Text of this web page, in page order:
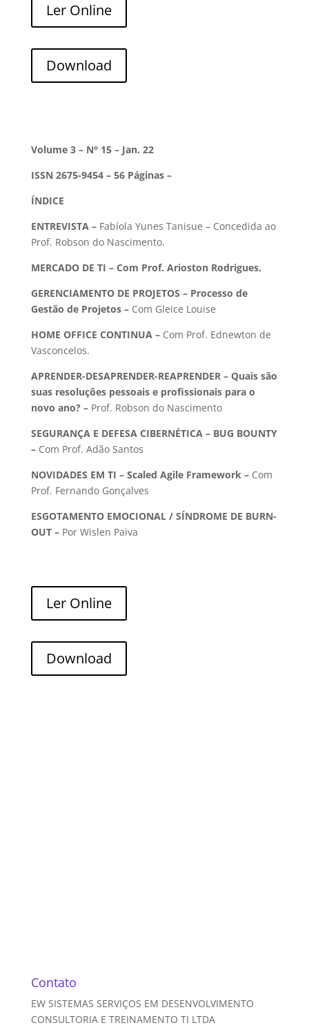
Ler Online
Download
Volume 3 – N° 15 – Jan. 22
ISSN 2675-9454 – 56 Páginas –
ÍNDICE
ENTREVISTA – Fabíola Yunes Tanisue – Concedida ao
Prof. Robson do Nascimento.
MERCADO DE TI – Com Prof. Arioston Rodrigues.
GERENCIAMENTO DE PROJETOS – Processo de
Gestão de Projetos – Com Gleice Louise
HOME OFFICE CONTINUA –Com Prof. Ednewton de
Vasconcelos.
APRENDER-DESAPRENDER-REAPRENDER – Quais são
suas resoluções pessoais e profissionais para o
novo ano? – Prof. Robson do Nascimento
SEGURANÇA E DEFESA CIBERNÉTICA – BUG BOUNTY
– Com Prof. Adão Santos
NOVIDADES EM TI – Scaled Agile Framework – Com
Prof. Fernando Gonçalves
ESGOTAMENTO EMOCIONAL / SÍNDROME DE BURN-
OUT – Por Wislen Paiva
Ler Online
Download
Contato
EW SISTEMAS SERVIÇOS EM DESENVOLVIMENTO
CONSULTORIA E TREINAMENTO TI LTDA